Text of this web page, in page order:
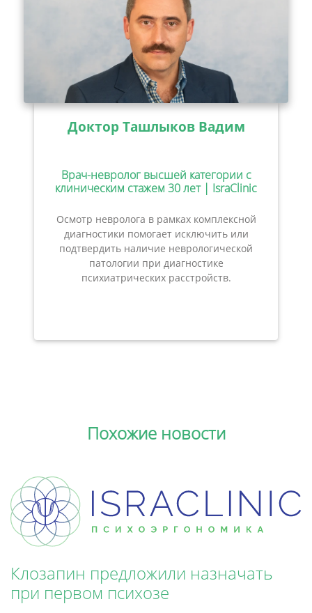
Доктор Ташлыков Вадим
Врач-невролог высшей категории с
клиническим стажем 30 лет | IsraClinic
Осмотр невролога в рамках комплексной
диагностики помогает исключить или
подтвердить наличие неврологической
патологии при диагностике
психиатрических расстройств.
Похожие новости
Клозапин предложили назначать
при первом психозе